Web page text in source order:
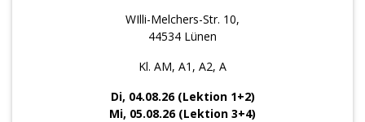
WIlli-Melchers-Str. 10,
44534 Lünen
Kl. AM, A1, A2, A
Di, 04.08.26 (Lektion 1+2)
Mi, 05.08.26 (Lektion 3+4)